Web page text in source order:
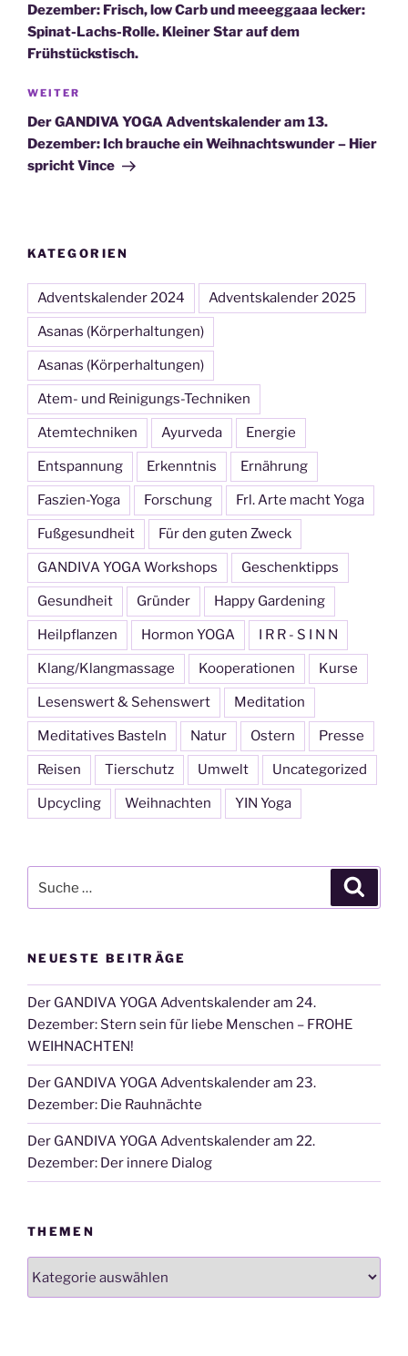
Dezember: Frisch, low Carb und meeeggaaa lecker:
Spinat-Lachs-Rolle. Kleiner Star auf dem
Frühstückstisch.
Nächster
Beitrag
WEITER
Der GANDIVA YOGA Adventskalender am 13.
Dezember: Ich brauche ein Weihnachtswunder – Hier
spricht Vince
KATEGORIEN
Adventskalender 2024 Adventskalender 2025
Asanas (Körperhaltungen)
Asanas (Körperhaltungen)
Atem- und Reinigungs-Techniken
Atemtechniken Ayurveda Energie
Entspannung Erkenntnis Ernährung
Faszien-Yoga Forschung Frl. Arte macht Yoga
Fußgesundheit Für den guten Zweck
GANDIVA YOGA Workshops Geschenktipps
Gesundheit Gründer Happy Gardening
Heilpflanzen Hormon YOGA I R R - S I N N
Klang/Klangmassage Kooperationen Kurse
Lesenswert & Sehenswert Meditation
Meditatives Basteln Natur Ostern Presse
Reisen Tierschutz Umwelt Uncategorized
Upcycling Weihnachten YIN Yoga
nach:
NEUESTE BEITRÄGE
Der GANDIVA YOGA Adventskalender am 24.
Dezember: Stern sein für liebe Menschen – FROHE
WEIHNACHTEN!
Der GANDIVA YOGA Adventskalender am 23.
Dezember: Die Rauhnächte
Der GANDIVA YOGA Adventskalender am 22.
Dezember: Der innere Dialog
THEMEN